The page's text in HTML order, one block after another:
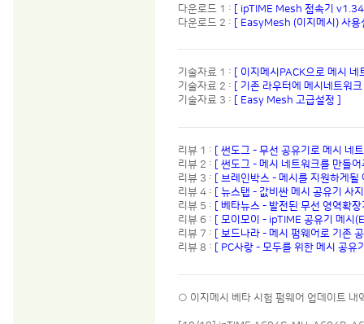
다운로드 1 : [ ipTIME Mesh 접속기
다운로드 2 : [ EasyMesh (이지메시) 사용
기술자료 1 :
[ 이지메시PACK으로 메시
기술자료 2 :
[ 기존 라우터에 메시네트워
기술자료 3 :
[ Easy Mesh 고급설정 ]
리뷰 1 :
[ 썬도그 - 무선 공유기로 메시
리뷰 2 :
[ 썬도그 - 메시 네트워크를 만들
리뷰 3 :
[ 브레인박스 - 메시를 지원하게
리뷰 4 :
[ 뉴스탭 - 값비싼 메시 공유기 사
리뷰 5 :
[ 베타뉴스 - 발전된 무선 영역확
리뷰 6 :
[ 모이모이 - ipTIME 공유기 메
리뷰 7 :
[ 보드나라 - 메시 펌웨어로 기존
리뷰 8 :
[ PC사랑 - 모두를 위한 메시 공
○ 이지메시 베타 시험 펌웨어 업데이트 내